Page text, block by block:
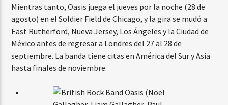
Mientras tanto, Oasis juega el jueves por la noche (28 de
agosto) en el Soldier Field de Chicago, y la gira se mudó a
East Rutherford, Nueva Jersey, Los Ángeles y la Ciudad de
México antes de regresar a Londres del 27 al 28 de
septiembre. La banda tiene citas en América del Sur y Asia
hasta finales de noviembre.